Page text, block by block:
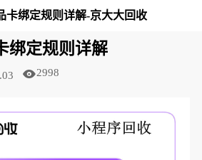
卡绑定规则详解-京大大回收
绑定规则详解
2998